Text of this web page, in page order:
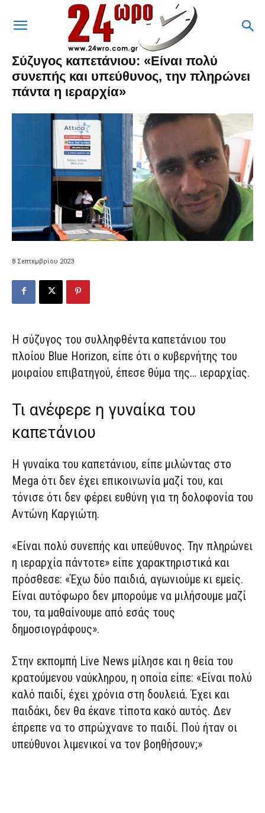
Σύζυγος καπετάνιου: «Είναι πολύ
συνεπής και υπεύθυνος, την πληρώνει
πάντα η ιεραρχία»
8 Σεπτεμβρίου 2023
Η σύζυγος του συλληφθέντα καπετάνιου του
πλοίου Blue Horizon, είπε ότι ο κυβερνήτης του
μοιραίου επιβατηγού, έπεσε θύμα της… ιεραρχίας.
Τι ανέφερε η γυναίκα του
καπετάνιου
Η γυναίκα του καπετάνιου, είπε μιλώντας στο
Mega ότι δεν έχει επικοινωνία μαζί του, και
τόνισε ότι δεν φέρει ευθύνη για τη δολοφονία του
Αντώνη Καργιώτη.
«Είναι πολύ συνεπής και υπεύθυνος. Την πληρώνει
η ιεραρχία πάντοτε» είπε χαρακτηριστικά και
πρόσθεσε: «Έχω δύο παιδιά, αγωνιούμε κι εμείς.
Είναι αυτόφωρο δεν μπορούμε να μιλήσουμε μαζί
του, τα μαθαίνουμε από εσάς τους
δημοσιογράφους».
Στην εκπομπή Live News μίλησε και η θεία του
κρατούμενου ναύκληρου, η οποία είπε: «Είναι πολύ
καλό παιδί, έχει χρόνια στη δουλειά. Έχει και
παιδάκι, δεν θα έκανε τίποτα κακό αυτός. Δεν
έπρεπε να το σπρώχνανε το παιδί. Πού ήταν οι
υπεύθυνοι λιμενικοί να τον βοηθήσουν;»